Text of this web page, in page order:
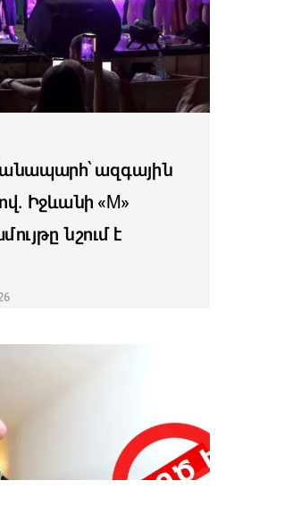
ազգային
Իջևանի «M»
նշում է